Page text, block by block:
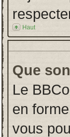
Haut
Que
Le
en
vous